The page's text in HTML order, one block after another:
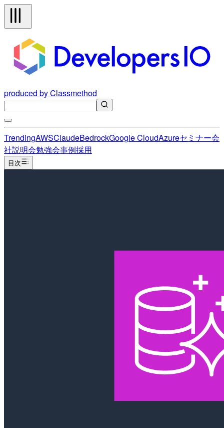
produced by Classmethod
TrendingAWSClaudeBedrockGoogle CloudAzureセミナー会
社説明会勉強会事例採用
目次